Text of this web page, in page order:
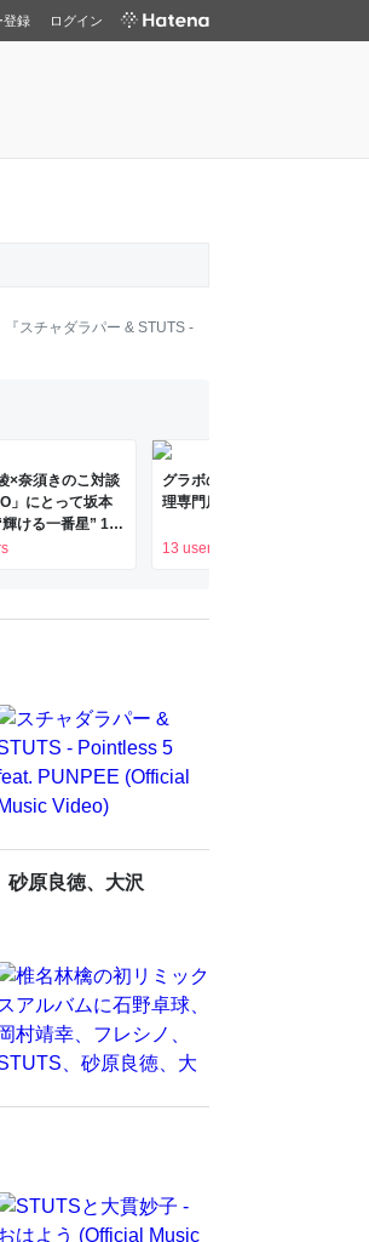
登録 ログイン
『スチャダラパー & STUTS -
×奈須きのこ対談
」にとって坂本
ける一番星” 11
「余韻」を込めた
グラボの修理 - パソコン修
理専門店：PCゴジラ
13 users
砂原良徳、大沢